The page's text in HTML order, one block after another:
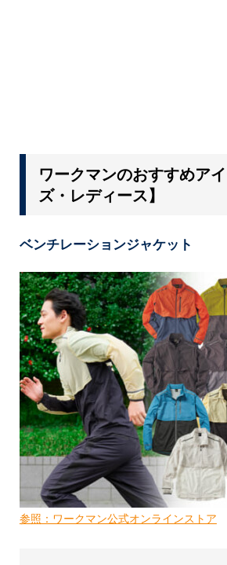
ワークマンのおすすめア
ズ・レディース】
ベンチレーションジャケット
参照：ワークマン公式オンラインストア